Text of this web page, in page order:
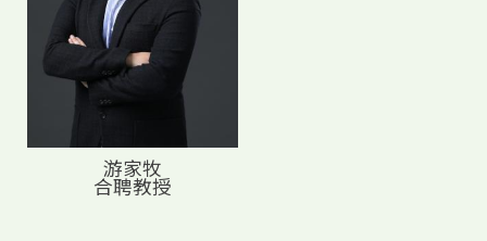
游家牧
合聘教授